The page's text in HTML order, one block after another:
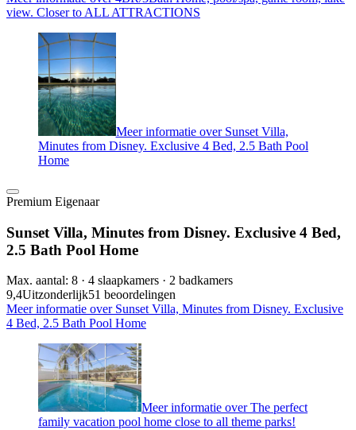
view. Closer to ALL ATTRACTIONS
Meer informatie over Sunset Villa,
Minutes from Disney. Exclusive 4 Bed, 2.5 Bath Pool
Home
Premium Eigenaar
Sunset Villa, Minutes from Disney. Exclusive 4 Bed,
2.5 Bath Pool Home
Max. aantal: 8 · 4 slaapkamers · 2 badkamers
9,4Uitzonderlijk51 beoordelingen
Meer informatie over Sunset Villa, Minutes from Disney. Exclusive
4 Bed, 2.5 Bath Pool Home
Meer informatie over The perfect
family vacation pool home close to all theme parks!